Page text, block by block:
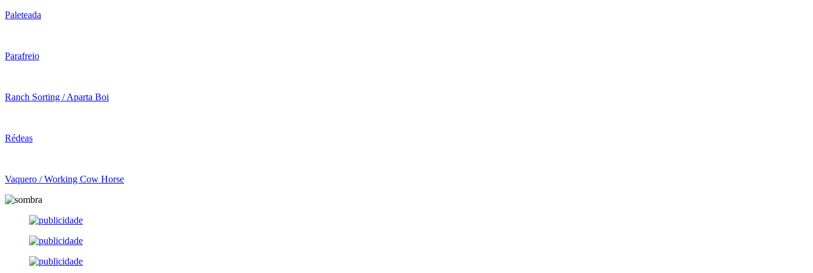
Paleteada
Parafreio
Ranch Sorting / Aparta Boi
Rédeas
Vaquero / Working Cow Horse